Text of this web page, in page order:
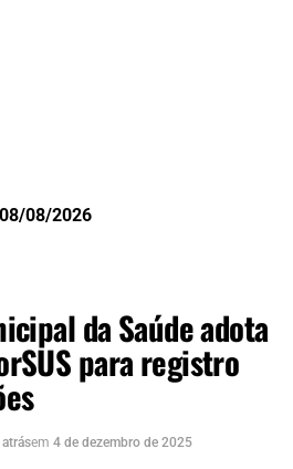
08/08/2026
da Saúde adota
para registro
em 4 de dezembro de 2025